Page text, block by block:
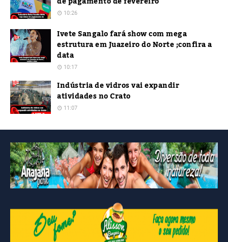
10:26
Ivete Sangalo fará show com mega
estrutura em Juazeiro do Norte ;confira a
data
10:17
Indústria de vidros vai expandir
atividades no Crato
11:07